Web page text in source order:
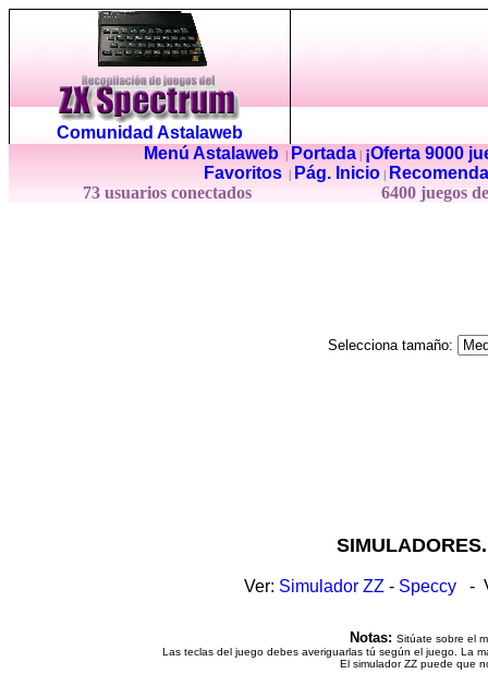
Comunidad Astalaweb
Menú Astalaweb| Portada|
¡Oferta 9000
Favoritos
Pág. Inicio
73 usuarios conectados
6400 juegos
Selecciona tamaño:
Ver: Simulador ZZ - Speccy -
Notas: Sitúate sobre el
Las teclas del juego debes averiguarlas tú según el juego. La
El simulador ZZ puede que